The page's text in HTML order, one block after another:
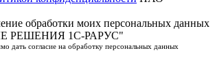
обработки моих персональных данных
РЕШЕНИЯ 1С-РАРУС"
дать согласие на обработку персональных данных